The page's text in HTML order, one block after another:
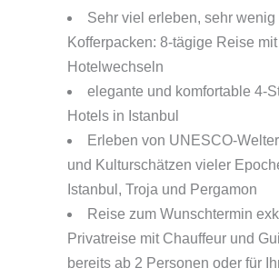
Sehr viel erleben, sehr wenig
Kofferpacken: 8-tägige Reise
Hotelwechseln
elegante und komfortable 4-
Hotels in Istanbul
Erleben von UNESCO-
und Kulturschätzen vieler
Istanbul, Troja und Pergamon
Reise zum Wunschtermin
Privatreise mit Chauffeur und
bereits ab 2 Personen oder für